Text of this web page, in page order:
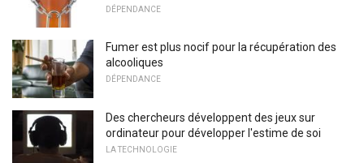
DÉPENDANCE
Fumer est plus nocif pour la récupération des
alcooliques
DÉPENDANCE
Des chercheurs développent des jeux sur
ordinateur pour développer l'estime de soi
LA TECHNOLOGIE